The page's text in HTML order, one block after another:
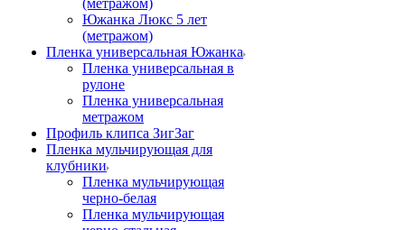
(метражом)
Южанка Люкс 5 лет
(метражом)
Пленка универсальная Южанка
Пленка универсальная в
рулоне
Пленка универсальная
метражом
Профиль клипса ЗигЗаг
Пленка мульчирующая для
клубники
Пленка мульчирующая
черно-белая
Пленка мульчирующая